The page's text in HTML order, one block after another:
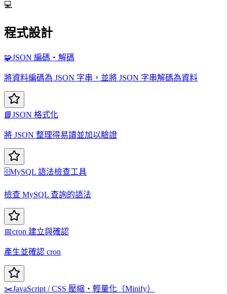
💻
程式設計
🧩JSON 編碼・解碼
將資料編碼為 JSON 字串，並將 JSON 字串解碼為資料
📘JSON 格式化
將 JSON 整理得易讀並加以驗證
🗄️MySQL 語法檢查工具
檢查 MySQL 查詢的語法
📅cron 建立與確認
產生並確認 cron
✂️JavaScript / CSS 壓縮・輕量化（Minify）